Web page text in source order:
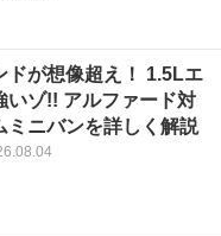
ドが想像超え！ 1.5Lエ
いゾ!! アルファード対
ミニバンを詳しく解説